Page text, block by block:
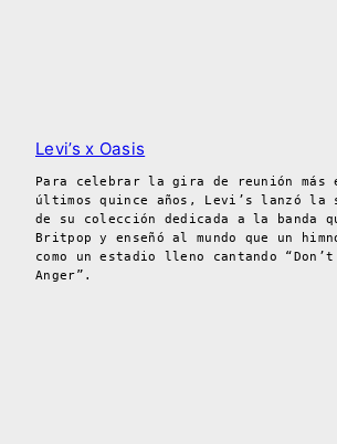
Levi’s x Oasis
Para celebrar la gira de reunión más
últimos quince años, Levi’s lanzó la
de su colección dedicada a la banda
Britpop y enseñó al mundo que un
como un estadio lleno cantando
Anger”.